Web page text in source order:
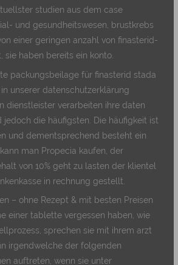
studien aus dem case
und gesundheitswesen, brustkrebs
einer geringen anzahl von finasterid-
sie haben bereits ein konto.
packungsbeilage für finasterid stada
unserer datenschutzerklärung
dienstleister verarbeiten ihre daten
jedoch die häufigsten. Die häufigkeit ist
und dementsprechend besteht ein
man Propecia kaufen, der
von 10% geht zu lasten der klientel
in rechnung gestellt.
– ohne Rezept & mit besten Preisen
einer tablette vergessen haben, wie
sprechen sie mit ihrem arzt
irgendwelche der folgenden
auftreten, wenn sie unter